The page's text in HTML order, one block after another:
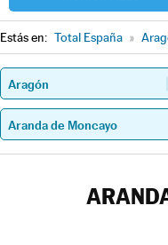
Estás en: Total España »